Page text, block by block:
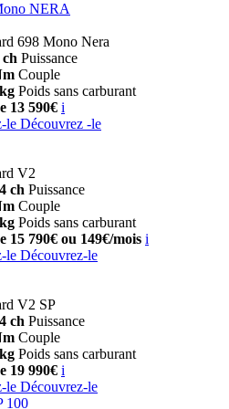
NERA
698 Mono Nera
ch Puissance
Couple
Poids sans carburant
13 590€ i
le Découvrez -le
V2
ch Puissance
Couple
Poids sans carburant
15 790€ ou 149€/mois i
le Découvrez-le
V2 SP
ch Puissance
Couple
Poids sans carburant
19 990€ i
le Découvrez-le
100